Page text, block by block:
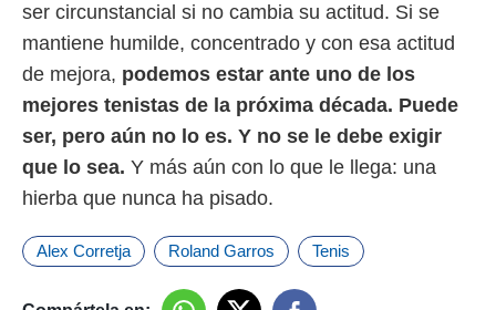
ser circunstancial si no cambia su actitud. Si se
mantiene humilde, concentrado y con esa actitud
de mejora, podemos estar ante uno de los
mejores tenistas de la próxima década. Puede
ser, pero aún no lo es. Y no se le debe exigir
que lo sea. Y más aún con lo que le llega: una
hierba que nunca ha pisado.
Alex Corretja Roland Garros Tenis